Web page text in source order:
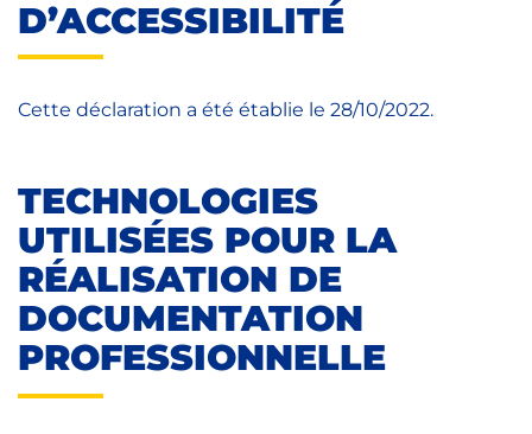
D’ACCESSIBILITÉ
Cette déclaration a été établie le 28/10/2022.
TECHNOLOGIES
UTILISÉES POUR LA
RÉALISATION DE
DOCUMENTATION
PROFESSIONNELLE